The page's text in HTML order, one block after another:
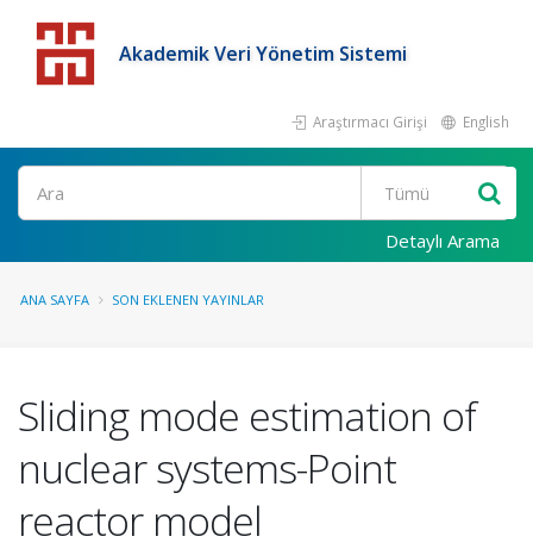
Akademik Veri Yönetim Sistemi
Araştırmacı Girişi English
Detaylı Arama
ANA SAYFA SON EKLENEN YAYINLAR
Sliding mode estimation of
nuclear systems-Point
reactor model